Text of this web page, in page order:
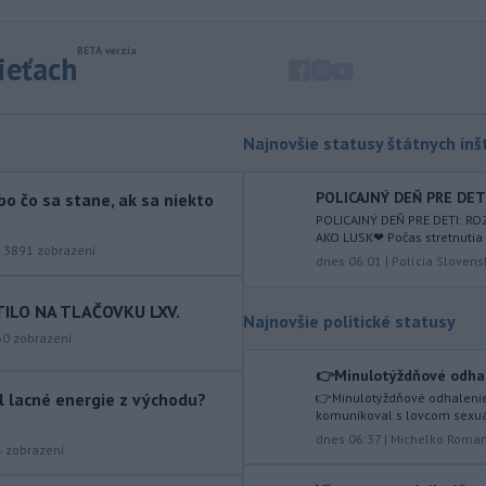
obnovená. Pozastavenie príletov
Spojené štáty obvinili Čínu z
destabilizujúcich aktivít v blízkosti
spornej plytčiny Scarborough Shoal v
- Požiar lesného porastu vo
Senice sa v sobotu
podvečer podarilo dostať pod
čo sa stane, ak sa niekto
3891 zobrazení
NA TLAČOVKU LXV.
zobrazení
lacné energie z východu?
zobrazení
Najnovšie statusy štátnych
POLICAJNÝ DEŇ PRE
POLICAJNÝ DEŇ PRE DETI:
AKO LUSK❤ Počas
dnes 06:01 | Polícia
Najnovšie politické statusy
👉Minulotýždňové
👉Minulotýždňové
komunikoval s lovcom
dnes 06:37 | Michelko Roman